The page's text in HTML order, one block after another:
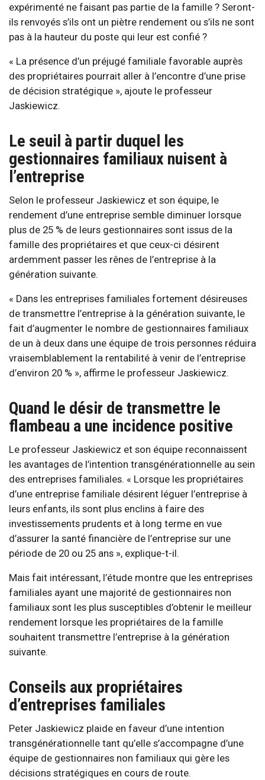
expérimenté ne faisant pas partie de la famille ? Seront-
ils renvoyés s’ils ont un piètre rendement ou s’ils ne sont
pas à la hauteur du poste qui leur est confié ?
« La présence d’un préjugé familiale favorable auprès
des propriétaires pourrait aller à l’encontre d’une prise
de décision stratégique », ajoute le professeur
Jaskiewicz.
Le seuil à partir duquel les
gestionnaires familiaux nuisent à
l’entreprise
Selon le professeur Jaskiewicz et son équipe, le
rendement d’une entreprise semble diminuer lorsque
plus de 25 % de leurs gestionnaires sont issus de la
famille des propriétaires et que ceux-ci désirent
ardemment passer les rênes de l’entreprise à la
génération suivante.
« Dans les entreprises familiales fortement désireuses
de transmettre l’entreprise à la génération suivante, le
fait d’augmenter le nombre de gestionnaires familiaux
de un à deux dans une équipe de trois personnes réduira
vraisemblablement la rentabilité à venir de l’entreprise
d’environ 20 % », affirme le professeur Jaskiewicz.
Quand le désir de transmettre le
flambeau a une incidence positive
Le professeur Jaskiewicz et son équipe reconnaissent
les avantages de l’intention transgénérationnelle au sein
des entreprises familiales. « Lorsque les propriétaires
d’une entreprise familiale désirent léguer l’entreprise à
leurs enfants, ils sont plus enclins à faire des
investissements prudents et à long terme en vue
d’assurer la santé financière de l’entreprise sur une
période de 20 ou 25 ans », explique-t-il.
Mais fait intéressant, l’étude montre que les entreprises
familiales ayant une majorité de gestionnaires non
familiaux sont les plus susceptibles d’obtenir le meilleur
rendement lorsque les propriétaires de la famille
souhaitent transmettre l’entreprise à la génération
suivante.
Conseils aux propriétaires
d’entreprises familiales
Peter Jaskiewicz plaide en faveur d’une intention
transgénérationnelle tant qu’elle s’accompagne d’une
équipe de gestionnaires non familiaux qui gère les
décisions stratégiques en cours de route.